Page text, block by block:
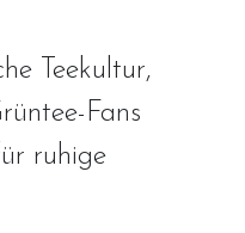
Teekultur,
Fans
ruhige